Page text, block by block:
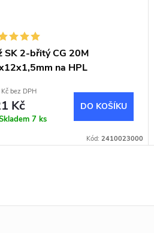
SK 2-břitý CG 20M
na HPL
bez DPH
Kč
7 ks
DO KOŠÍKU
Kód: 2410023000